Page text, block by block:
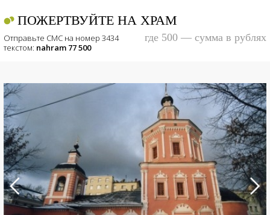
ПОЖЕРТВУЙТЕ НА ХРАМ
Отправьте СМС на номер 3434
текстом: nahram 77 500
где 500 — сумма в рублях